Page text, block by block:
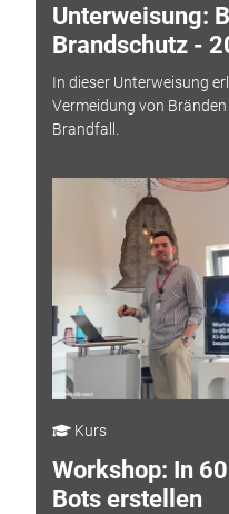
Unterweisung:
Brandschutz -
In dieser Unterweisung
Vermeidung von
Brandfall.
Kurs
Workshop: In
Bots erstellen